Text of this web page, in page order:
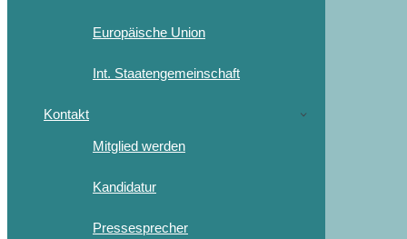
Europäische Union
Int. Staatengemeinschaft
Kontakt
Mitglied werden
Kandidatur
Pressesprecher